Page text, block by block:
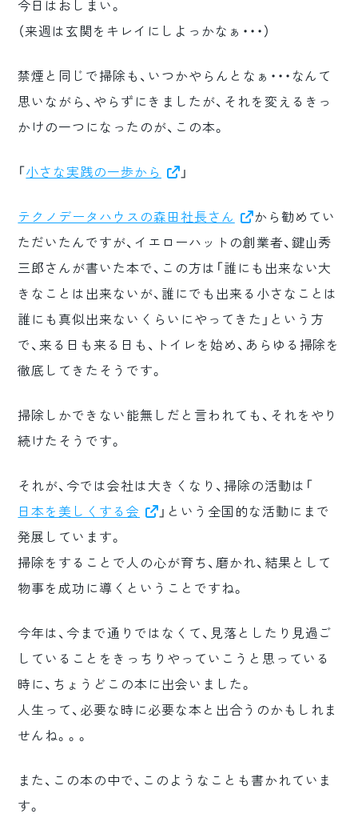
今日はおしまい。
（来週は玄関をキレイにしよっかなぁ・・・）
禁煙と同じで掃除も、いつかやらんとなぁ・・・なんて
思いながら、やらずにきましたが、それを変えるきっ
かけの一つになったのが、この本。
「 小さな実践の一歩から 」
テクノデータハウスの森田社長さん
から勧めてい
ただいたんですが、イエローハットの創業者、鍵山秀
三郎さんが書いた本で、この方は「誰にも出来ない大
きなことは出来ないが、誰にでも出来る小さなことは
誰にも真似出来ないくらいにやってきた」という方
で、来る日も来る日も、トイレを始め、あらゆる掃除を
徹底してきたそうです。
掃除しかできない能無しだと言われても、それをやり
続けたそうです。
それが、今では会社は大きくなり、掃除の活動は「
日本を美しくする会
」という全国的な活動にまで
発展しています。
掃除をすることで人の心が育ち、磨かれ、結果として
物事を成功に導くということですね。
今年は、今まで通りではなくて、見落としたり見過ご
していることをきっちりやっていこうと思っている
時に、ちょうどこの本に出会いました。
人生って、必要な時に必要な本と出合うのかもしれま
せんね。。。
また、この本の中で、このようなことも書かれていま
す。